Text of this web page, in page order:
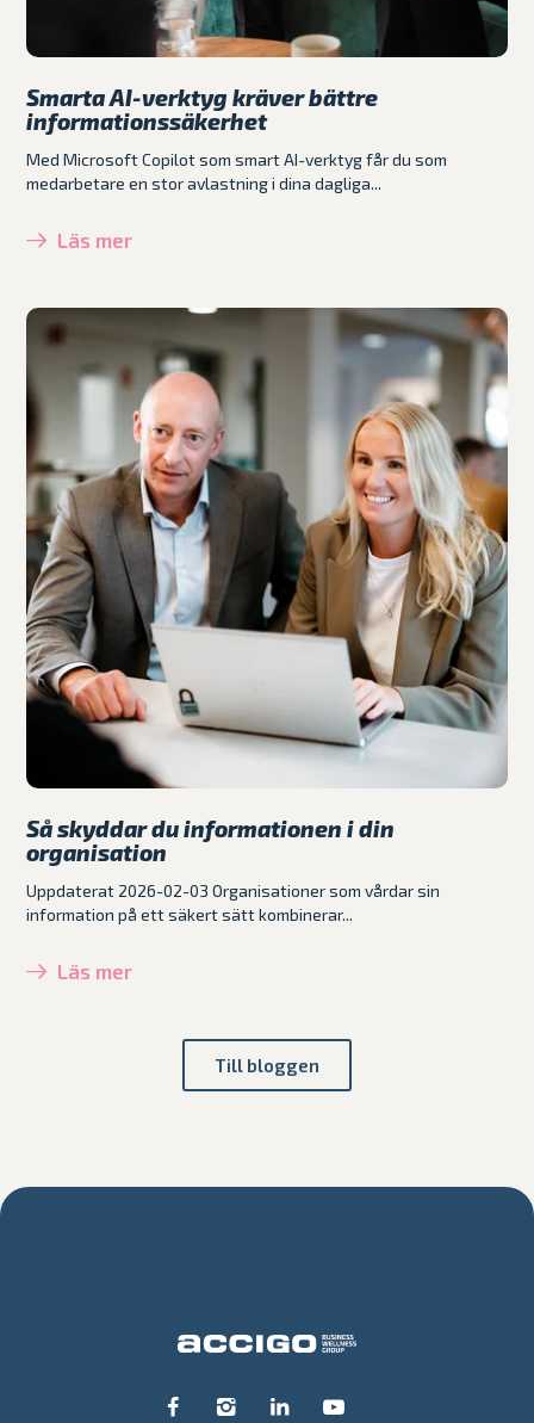
Smarta AI-verktyg kräver bättre
informationssäkerhet
Med Microsoft Copilot som smart AI-verktyg får du som
medarbetare en stor avlastning i dina dagliga...
Läs mer
Så skyddar du informationen i din
organisation
Uppdaterat 2026-02-03 Organisationer som vårdar sin
information på ett säkert sätt kombinerar...
Läs mer
Till bloggen